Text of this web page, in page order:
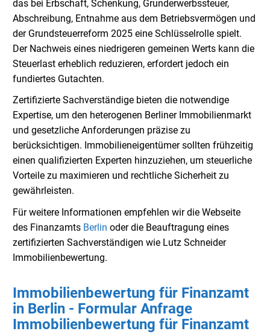
das bei Erbschaft, Schenkung, Grunderwerbssteuer,
Abschreibung, Entnahme aus dem Betriebsvermögen und
der Grundsteuerreform 2025 eine Schlüsselrolle spielt.
Der Nachweis eines niedrigeren gemeinen Werts kann die
Steuerlast erheblich reduzieren, erfordert jedoch ein
fundiertes Gutachten.
Zertifizierte Sachverständige bieten die notwendige
Expertise, um den heterogenen Berliner Immobilienmarkt
und gesetzliche Anforderungen präzise zu
berücksichtigen. Immobilieneigentümer sollten frühzeitig
einen qualifizierten Experten hinzuziehen, um steuerliche
Vorteile zu maximieren und rechtliche Sicherheit zu
gewährleisten.
Für weitere Informationen empfehlen wir die Webseite
des Finanzamts Berlin oder die Beauftragung eines
zertifizierten Sachverständigen wie Lutz Schneider
Immobilienbewertung.
Immobilienbewertung für Finanzamt
in Berlin - Formular Anfrage
Immobilienbewertung für Finanzamt